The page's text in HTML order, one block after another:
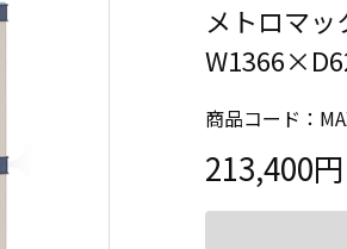
メトロマッ
商品コード：
213,400円